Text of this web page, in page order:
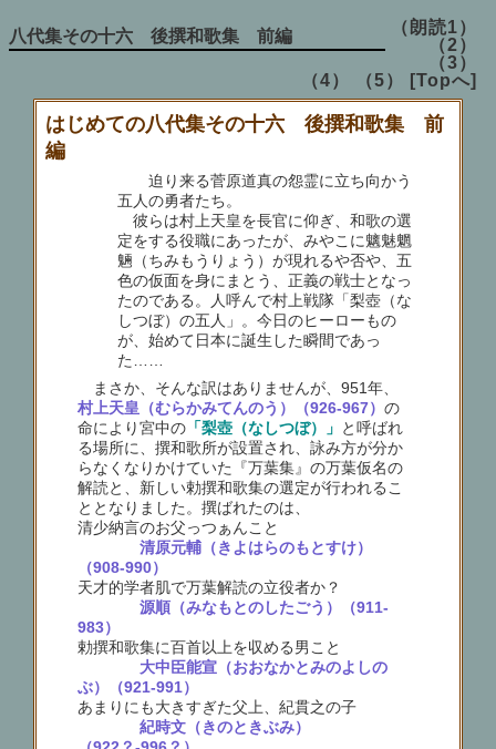
八代集その十六 後撰和歌集 前編
（朗読1）
（2）
（3）
（4）
（5） [Topへ]
はじめての八代集その十六 後撰和歌集 前
編
迫り来る菅原道真の怨霊に立ち向かう
五人の勇者たち。
彼らは村上天皇を長官に仰ぎ、和歌の選
定をする役職にあったが、みやこに魑魅魍
魎（ちみもうりょう）が現れるや否や、五
色の仮面を身にまとう、正義の戦士となっ
たのである。人呼んで村上戦隊「梨壺（な
しつぼ）の五人」。今日のヒーローもの
が、始めて日本に誕生した瞬間であっ
た……
まさか、そんな訳はありませんが、951年、
村上天皇（むらかみてんのう）（926-967）の
命により宮中の 「梨壺（なしつぼ）」 と呼ばれ
る場所に、撰和歌所が設置され、詠み方が分か
らなくなりかけていた『万葉集』の万葉仮名の
解読と、新しい勅撰和歌集の選定が行われるこ
ととなりました。撰ばれたのは、
清少納言のお父っつぁんこと
清原元輔（きよはらのもとすけ）
（908-990）
天才的学者肌で万葉解読の立役者か？
源順（みなもとのしたごう）（911-
983）
勅撰和歌集に百首以上を収める男こと
大中臣能宣（おおなかとみのよしの
ぶ）（921-991）
あまりにも大きすぎた父上、紀貫之の子
紀時文（きのときぶみ）